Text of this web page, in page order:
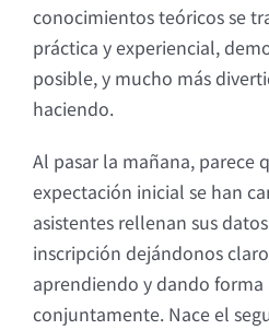
conocimientos teóricos se
práctica y experiencial,
posible, y mucho más
haciendo.
Al pasar la mañana, parece
expectación inicial se han
asistentes rellenan sus
inscripción dejándonos
aprendiendo y dando forma
conjuntamente. Nace el